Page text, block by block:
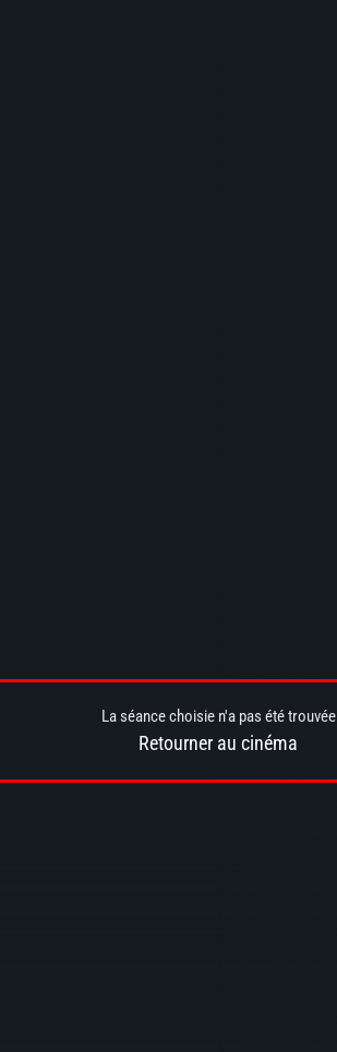
La séance choisie n'a pas été trouvée
Retourner au cinéma